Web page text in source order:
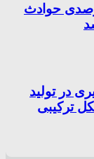
منجر به کاهش ۳۸ درصدی حوادث
در تولید
ترکیبی